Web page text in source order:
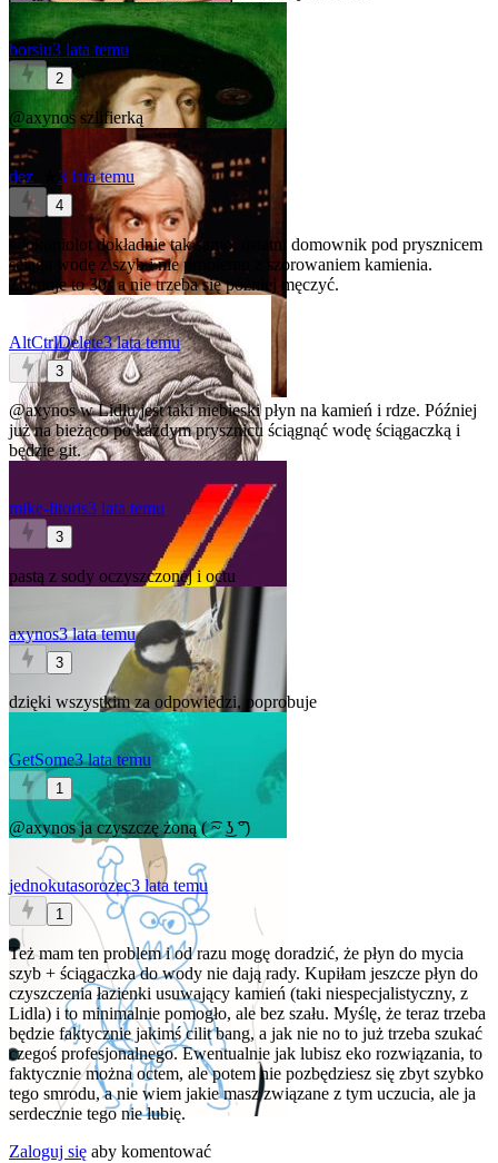
borsiu3 lata temu
2
@axynos szlifierką
dez_ 3 lata temu
4
@okoniolotdokładnie tak samo, ostatni domownik pod prysznicem
ściąga wodę z szyb i nie problemu z szorowaniem kamienia.
Zajmuje to 30s a nie trzeba się później męczyć.
AltCtrlDelete3 lata temu
3
@axynosw Lidlu jest taki niebieski płyn na kamień i rdze. Później
już na bieżąco po każdym prysznicu ściągnąć wodę ściągaczką i
będzie git.
mike-litoris3 lata temu
3
pastą z sody oczyszczonej i octu
axynos3 lata temu
3
dzięki wszystkim za odpowiedzi, poprobuje
GetSome3 lata temu
1
@axynosja czyszczę żoną ( ͡~ ͜ʖ ͡°)
jednokutasorozec3 lata temu
1
Też mam ten problem i od razu mogę doradzić, że płyn do mycia
szyb + ściągaczka do wody nie dają rady. Kupiłam jeszcze płyn do
czyszczenia łazienki usuwający kamień (taki niespecjalistyczny, z
Lidla) i to minimalnie pomogło, ale bez szału. Myślę, że teraz trzeba
będzie faktycznie jakimś cilit bang, a jak nie no to już trzeba szukać
czegoś profesjonalnego. Ewentualnie jak lubisz eko rozwiązania, to
faktycznie można octem, ale potem nie pozbędziesz się zbyt szybko
tego smrodu, a nie wiem jakie masz związane z tym uczucia, ale ja
serdecznie tego nie lubię.
Zaloguj się aby komentować